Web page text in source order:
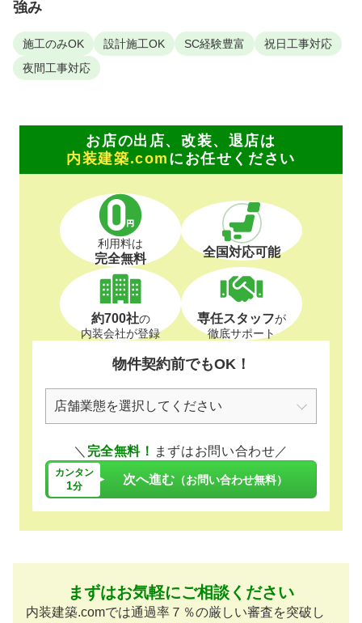
強み
施工のみOK 設計施工OK SC経験豊富
祝日工事対応
夜間工事対応
お店の出店、改装、退店は
内装建築.com にお任せください
利用料は
完全無料 全国対応可能
約700社の
内装会社が登録
専任スタッフが
徹底サポート
物件契約前でもOK！
＼ 完全無料！ まずはお問い合わせ／
カンタン
1分 次へ進む （お問い合わせ無料）
まずはお気軽にご相談ください
内装建築.comでは通過率７％の厳しい審査を突破し